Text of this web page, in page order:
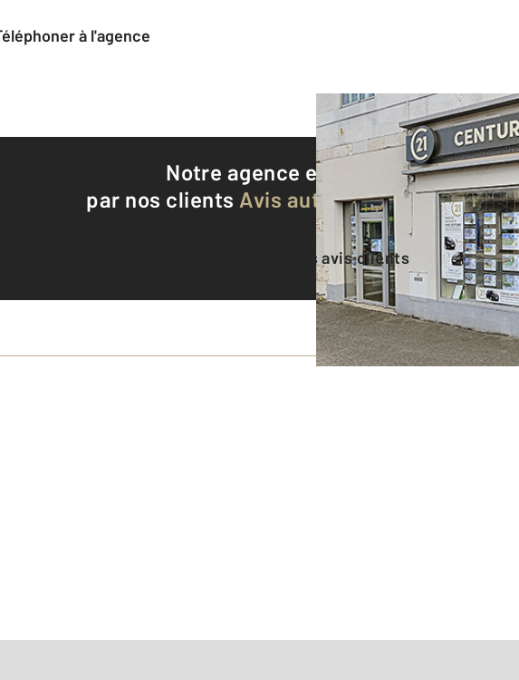
Téléphoner à l'agence
Notre agence est notée9,2/10
par nos clients Avis authentifiés par
Voir tous les avis clients